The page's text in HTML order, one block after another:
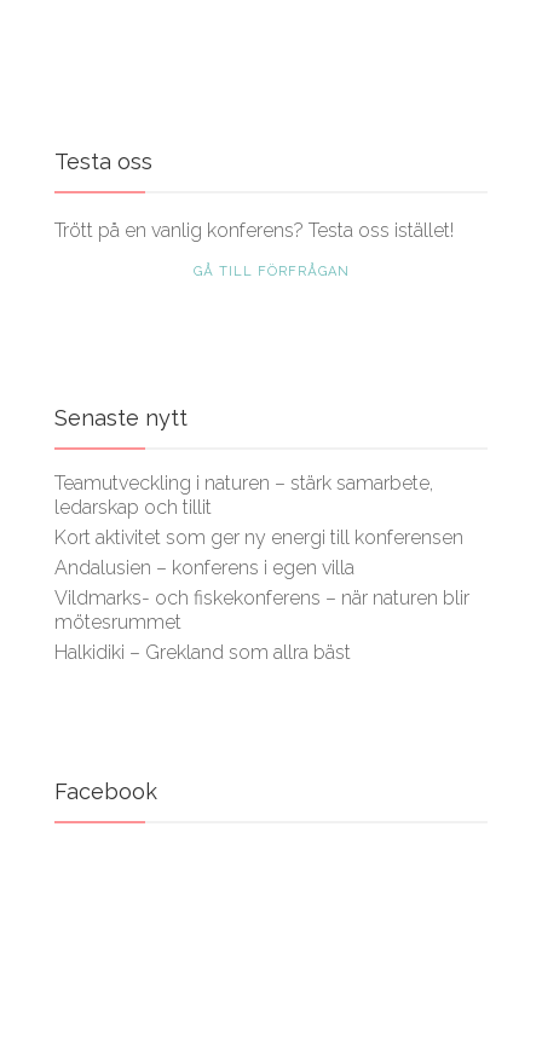
Testa oss
Trött på en vanlig konferens? Testa oss istället!
GÅ TILL FÖRFRÅGAN
Senaste nytt
Teamutveckling i naturen – stärk samarbete,
ledarskap och tillit
Kort aktivitet som ger ny energi till konferensen
Andalusien – konferens i egen villa
Vildmarks- och fiskekonferens – när naturen blir
mötesrummet
Halkidiki – Grekland som allra bäst
Facebook